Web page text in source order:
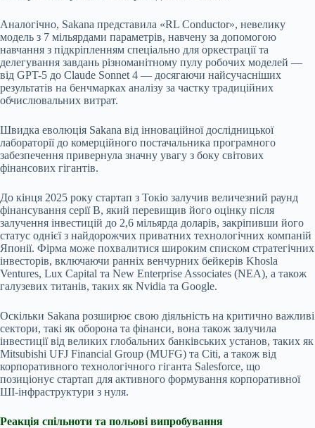
Аналогічно, Sakana представила «RL Conductor», невелику
модель з 7 мільярдами параметрів, навчену за допомогою
навчання з підкріпленням спеціально для оркестрації та
делегування завдань різноманітному пулу робочих моделей —
від GPT-5 до Claude Sonnet 4 — досягаючи найсучасніших
результатів на бенчмарках аналізу за частку традиційних
обчислювальних витрат.
Швидка еволюція Sakana від інноваційної дослідницької
лабораторії до комерційного постачальника програмного
забезпечення привернула значну увагу з боку світових
фінансових гігантів.
До кінця 2025 року стартап з Токіо залучив величезний раунд
фінансування серії B, який перевищив його оцінку після
залучення інвестицій до 2,6 мільярда доларів, закріпивши його
статус однієї з найдорожчих приватних технологічних компаній
Японії. Фірма може похвалитися широким списком стратегічних
інвесторів, включаючи ранніх венчурних бейкерів Khosla
Ventures, Lux Capital та New Enterprise Associates (NEA), а також
галузевих титанів, таких як Nvidia та Google.
Оскільки Sakana розширює свою діяльність на критично важливі
сектори, такі як оборона та фінанси, вона також залучила
інвестиції від великих глобальних банківських установ, таких як
Mitsubishi UFJ Financial Group (MUFG) та Citi, а також від
корпоративного технологічного гіганта Salesforce, що
позиціонує стартап для активного формування корпоративної
ШІ-інфраструктури з нуля.
Реакція спільноти та польові випробування